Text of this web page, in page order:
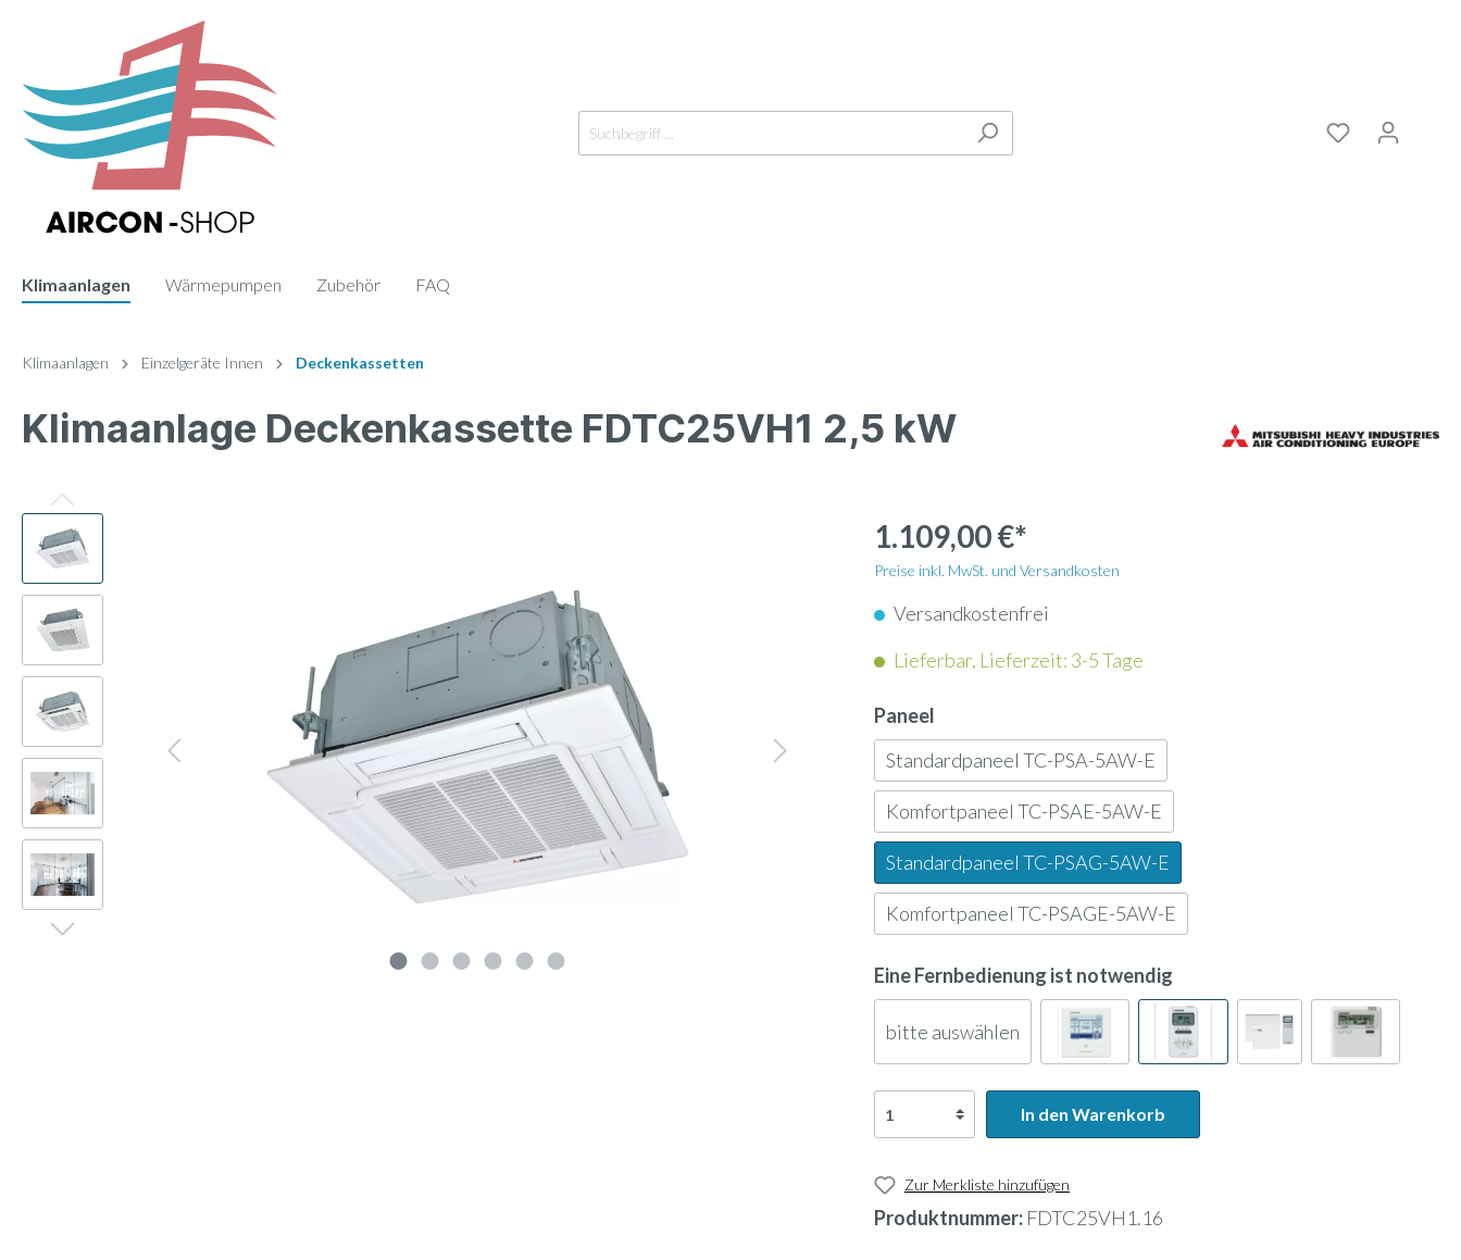
Klimaanlagen Wärmepumpen Zubehör FAQ
Zur Kategorie Klimaanlagen
Sets
Einzelgeräte Innen
Kanalgeräte
Truhengeräte
Truheneinbaugeräte
Türluftschleier
Tower-Geräte
Wärmetauscher Anschlussmodule
Einzelgeräte Außen
Zur Kategorie Zubehör
Fernbedienung Paneele Y-Verteiler
Präsenzmelder
WLAN-Adapter Dampflanze
Frostschutzventil CompTrol Ultraschallbefeuchter
Schlammabscheider Ferritkern
Adapter-Verbinder-Set CO2-Sensor 3-Wege-Ventil Kanalfeuchtefühler
Transformator Modbus-Gateway Umkehrosmose-Drucktank Widerstandsdampfbefeuchter
Klimaanlagen Einzelgeräte Innen Deckenkassetten
Klimaanlage Deckenkassette FDTC25VH1 2,5 kW
1.109,00 €*
Preise inkl. MwSt. und Versandkosten
Versandkostenfrei
Lieferbar, Lieferzeit: 3-5 Tage
Paneel
Standardpaneel TC-PSA-5AW-E
Komfortpaneel TC-PSAE-5AW-E
Standardpaneel TC-PSAG-5AW-E
Komfortpaneel TC-PSAGE-5AW-E
Eine Fernbedienung ist notwendig
bitte auswählen
In den Warenkorb
Zur Merkliste hinzufügen
Produktnummer: FDTC25VH1.16